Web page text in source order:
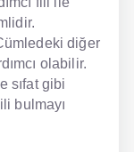
diğer
olabilir.
sıfat gibi
bulmayı